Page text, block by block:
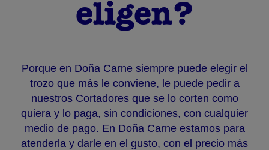
eligen?
Porque en Doña Carne siempre puede elegir el
trozo que más le conviene, le puede pedir a
nuestros Cortadores que se lo corten como
quiera y lo paga, sin condiciones, con cualquier
medio de pago. En Doña Carne estamos para
atenderla y darle en el gusto, con el precio más